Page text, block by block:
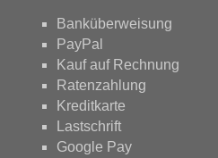
Banküberweisung
PayPal
Kauf auf Rechnung
Ratenzahlung
Kreditkarte
Lastschrift
Google Pay